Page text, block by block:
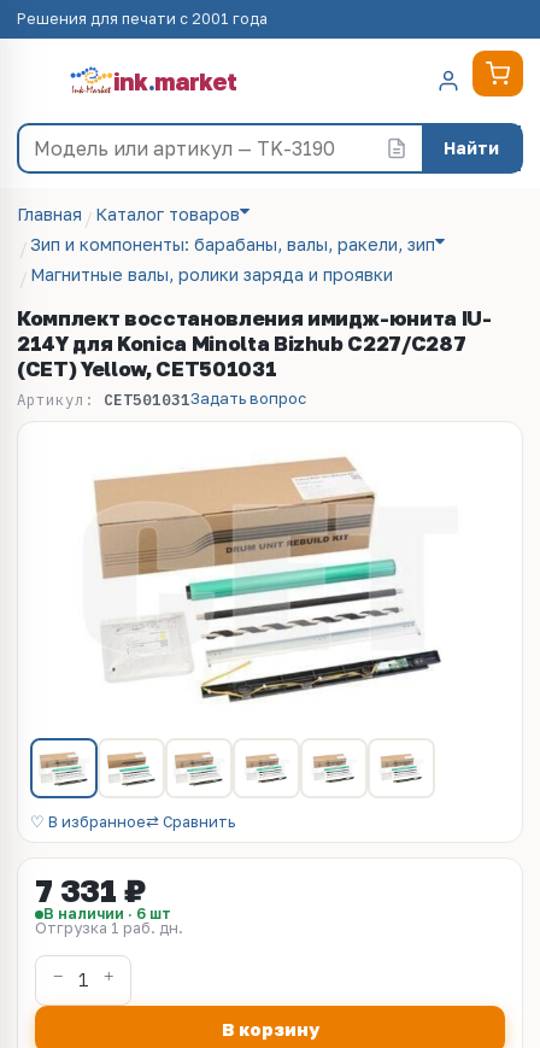
Решения для печати с 2001 года
ink.market
Найти
Главная
Каталог товаров
Зип и компоненты: барабаны, валы, ракели, зип
Магнитные валы, ролики заряда и проявки
Комплект восстановления имидж-юнита IU-
214Y для Konica Minolta Bizhub C227/C287
(CET) Yellow, CET501031
Артикул: CET501031Задать вопрос
♡ В избранное⇄ Сравнить
7 331 ₽
В наличии · 6 шт
Отгрузка 1 раб. дн.
В корзину